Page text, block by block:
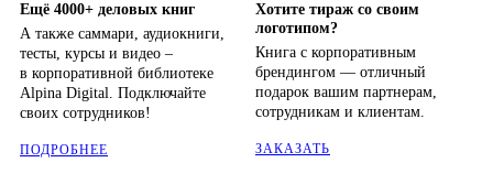
Ещё 4000+ деловых книг
А также саммари, аудиокниги,
тесты, курсы и видео –
в корпоративной библиотеке
Alpina Digital. Подключайте
своих сотрудников!
ПОДРОБНЕЕ
Хотите тираж со своим
логотипом?
Книга с корпоративным
брендингом — отличный
подарок вашим партнерам,
сотрудникам и клиентам.
ЗАКАЗАТЬ